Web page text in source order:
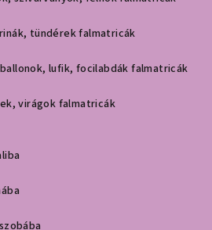
tündérek falmatricák
lufik, focilabdák falmatricák
virágok falmatricák